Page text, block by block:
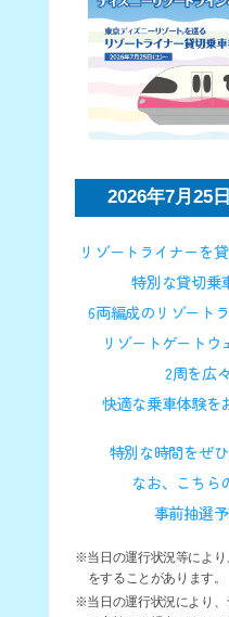
2026年7月25
リゾートライナーを
特別な貸切乗
6両編成のリゾート
リゾートゲートウ
2周を広
快適な乗車体験を
特別な時間をぜ
なお、こちら
事前抽選
※当日の運行状況等によ
をすることがあります。
※当日の運行状況により